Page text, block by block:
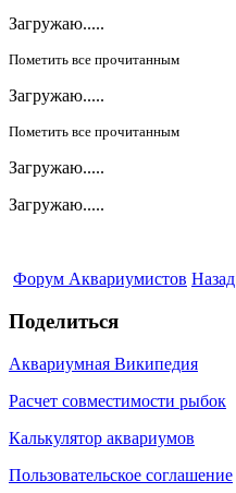
Загружаю.....
Пометить все прочитанным
Загружаю.....
Пометить все прочитанным
Загружаю.....
Загружаю.....
Форум Аквариумистов Назад
Поделиться
Аквариумная Википедия
Расчет совместимости рыбок
Калькулятор аквариумов
Пользовательское соглашение